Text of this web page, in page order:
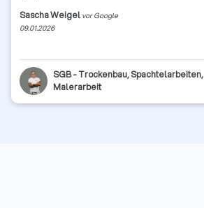
Sascha Weigel vor Google
09.01.2026
SGB - Trockenbau, Spachtelarbeiten,
Malerarbeit